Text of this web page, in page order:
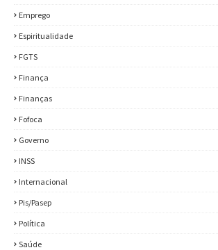
Emprego
Espiritualidade
FGTS
Finança
Finanças
Fofoca
Governo
INSS
Internacional
Pis/Pasep
Política
Saúde